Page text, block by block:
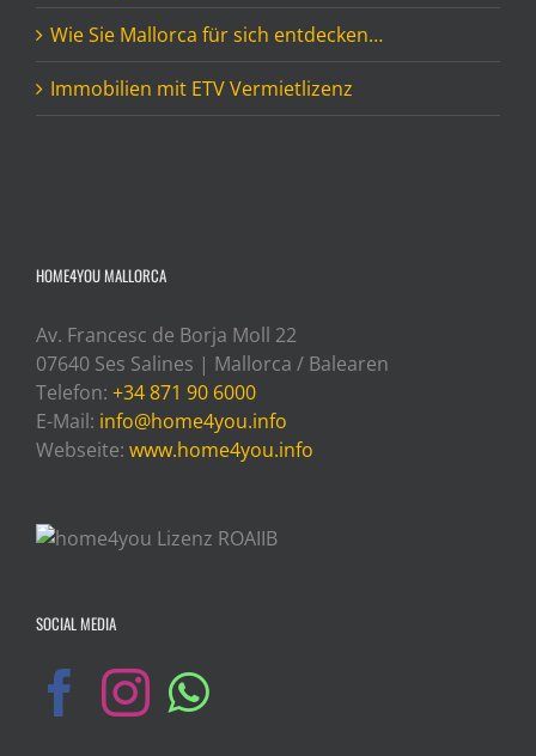
Wie Sie Mallorca für sich entdecken…
Immobilien mit ETV Vermietlizenz
HOME4YOU MALLORCA
Av. Francesc de Borja Moll 22
07640 Ses Salines | Mallorca / Balearen
Telefon: +34 871 90 6000
E-Mail: info@home4you.info
Webseite: www.home4you.info
SOCIAL MEDIA